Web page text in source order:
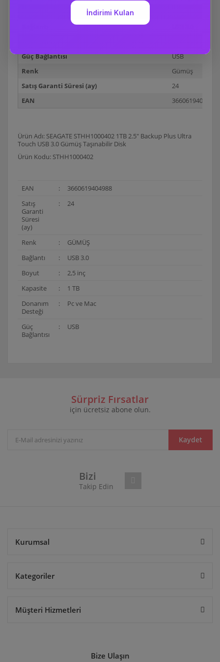
Güç Bağlantısı
USB
Renk
Gümüş
Satış Garanti Süresi (ay)
24
EAN
3660619404988
Ürün Adı: SEAGATE STHH1000402 1TB 2.5" Backup Plus Ultra
Touch USB 3.0 Gümüş Taşınabilir Disk
Ürün Kodu: STHH1000402
EAN :
3660619404988
Satış
Garanti
Süresi
(ay)
: 24
Renk :
GÜMÜŞ
Bağlantı
:
USB 3.0
Boyut
:
2,5 inç
Kapasite
:
1 TB
Donanım
Desteği
: Pc ve Mac
Güç
Bağlantısı
: USB
Yorum Yaz
Ürün resmi kalitesiz, bozuk veya görüntülenemiyor.
Ürün bilgilerinde hatalar bulunuyor.
Sürpriz Fırsatlar
için ücretsiz abone olun.
Kaydet
Bizi
Takip Edin
Kurumsal
Kategoriler
Müşteri Hizmetleri
Bize Ulaşın